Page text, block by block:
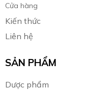
Cửa hàng
Kiến thức
Liên hệ
SẢN PHẨM
Dược phẩm